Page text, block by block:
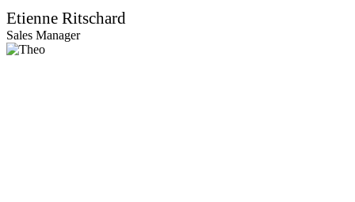
Etienne Ritschard
Sales Manager